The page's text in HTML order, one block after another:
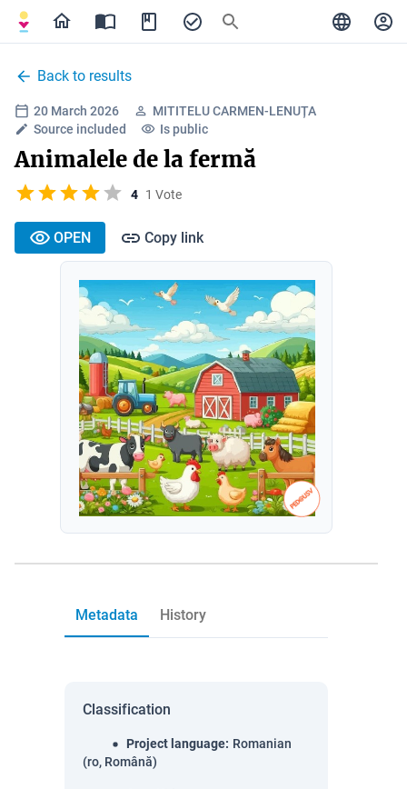
Back to results
20 March 2026
MITITELU CARMEN-LENUȚA
Source included
Is public
Animalele de la fermă
4 1 Vote
OPEN Copy link
Metadata History
Classification
Project language: Romanian
(ro, Română)